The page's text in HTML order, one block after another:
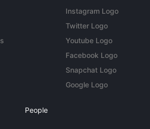
Instagram Logo
Twitter Logo
Youtube Logo
Facebook Logo
Snapchat Logo
Google Logo
People